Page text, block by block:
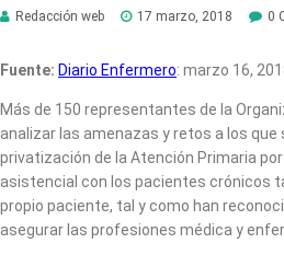
Redacción web 17 marzo, 2018 0
Fuente: Diario Enfermero: marzo 16,
Más de 150 representantes de la
analizar las amenazas y retos a los
privatización de la Atención Primaria
asistencial con los pacientes crónicos
propio paciente, tal y como han
asegurar las profesiones médica y